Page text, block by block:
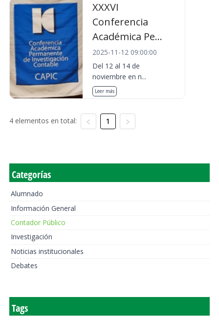
XXXVI
Conferencia
Académica Pe...
2025-11-12 09:00:00
Del 12 al 14 de
noviembre en n...
Leer más
4 elementos en total: 1
Categorías
Alumnado
Información General
Contador Público
Investigación
Noticias institucionales
Debates
Tags